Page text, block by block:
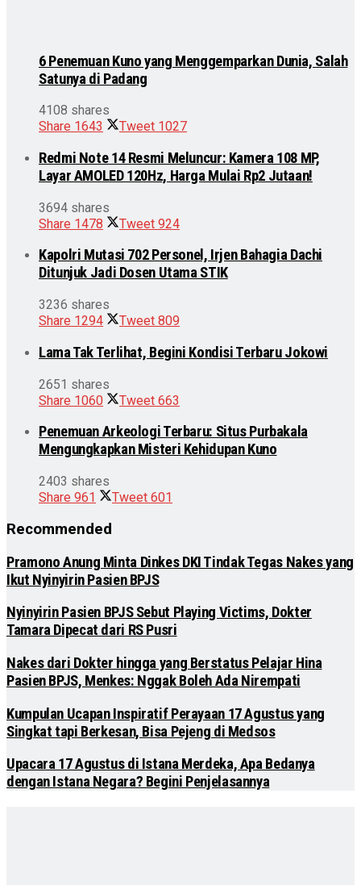
6 Penemuan Kuno yang Menggemparkan Dunia, Salah
Satunya di Padang
4108 shares
Share 1643 Tweet 1027
Redmi Note 14 Resmi Meluncur: Kamera 108 MP,
Layar AMOLED 120Hz, Harga Mulai Rp2 Jutaan!
3694 shares
Share 1478 Tweet 924
Kapolri Mutasi 702 Personel, Irjen Bahagia Dachi
Ditunjuk Jadi Dosen Utama STIK
3236 shares
Share 1294 Tweet 809
Lama Tak Terlihat, Begini Kondisi Terbaru Jokowi
2651 shares
Share 1060 Tweet 663
Penemuan Arkeologi Terbaru: Situs Purbakala
Mengungkapkan Misteri Kehidupan Kuno
2403 shares
Share 961 Tweet 601
Recommended
Pramono Anung Minta Dinkes DKI Tindak Tegas Nakes yang
Ikut Nyinyirin Pasien BPJS
Nyinyirin Pasien BPJS Sebut Playing Victims, Dokter
Tamara Dipecat dari RS Pusri
Nakes dari Dokter hingga yang Berstatus Pelajar Hina
Pasien BPJS, Menkes: Nggak Boleh Ada Nirempati
Kumpulan Ucapan Inspiratif Perayaan 17 Agustus yang
Singkat tapi Berkesan, Bisa Pejeng di Medsos
Upacara 17 Agustus di Istana Merdeka, Apa Bedanya
dengan Istana Negara? Begini Penjelasannya